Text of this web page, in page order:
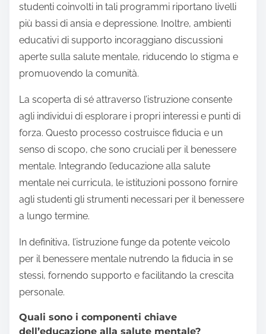
studenti coinvolti in tali programmi riportano livelli
più bassi di ansia e depressione. Inoltre, ambienti
educativi di supporto incoraggiano discussioni
aperte sulla salute mentale, riducendo lo stigma e
promuovendo la comunità.
La scoperta di sé attraverso l’istruzione consente
agli individui di esplorare i propri interessi e punti di
forza. Questo processo costruisce fiducia e un
senso di scopo, che sono cruciali per il benessere
mentale. Integrando l’educazione alla salute
mentale nei curricula, le istituzioni possono fornire
agli studenti gli strumenti necessari per il benessere
a lungo termine.
In definitiva, l’istruzione funge da potente veicolo
per il benessere mentale nutrendo la fiducia in se
stessi, fornendo supporto e facilitando la crescita
personale.
Quali sono i componenti chiave
dell’educazione alla salute mentale?